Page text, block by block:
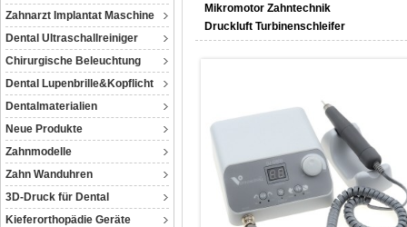
Zahnarzt Implantat Maschine
Dental Ultraschallreiniger
Chirurgische Beleuchtung
Dental Lupenbrille&Kopflicht
Dentalmaterialien
Neue Produkte
Zahnmodelle
Zahn Wanduhren
3D-Druck für Dental
Kieferorthopädie Geräte
Mikromotor Zahntechnik
Druckluft Turbinenschleifer